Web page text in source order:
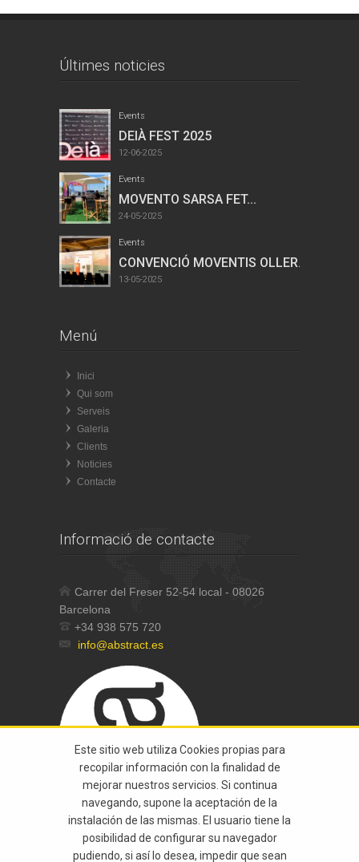
Últimes noticies
Events
DEIÀ FEST 2025
12-06-2025
Events
MOVENTO SARSA FET...
24-05-2025
Events
CONVENCIÓ MOVENTIS OLLER...
13-05-2025
Menú
Inici
Qui som
Serveis
Galeria
Clients
Noticies
Contacte
Informació de contacte
Carrer del Freser 52-54 local - 08026
Barcelona
+34 938 575 720
info@abstract.es
Este sitio web utiliza Cookies propias para
recopilar información con la finalidad de
mejorar nuestros servicios. Si continua
navegando, supone la aceptación de la
instalación de las mismas. El usuario tiene la
posibilidad de configurar su navegador
pudiendo, si así lo desea, impedir que sean